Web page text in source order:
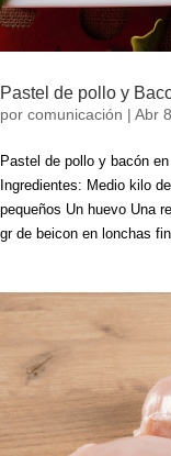
Pastel de pollo y
por comunicación | Abr
Pastel de pollo y bacón
Ingredientes: Medio kilo
pequeños Un huevo Una
gr de beicon en lonchas